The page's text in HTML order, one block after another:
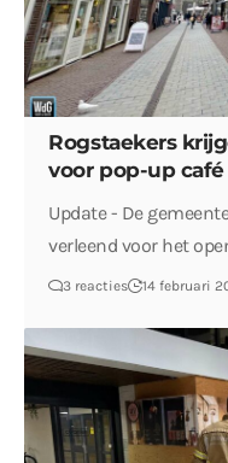
Rogstaekers
voor pop-up café
Update - De
verleend voor het
3 reacties 14 februari